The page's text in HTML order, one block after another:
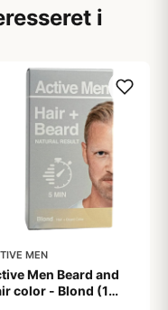
i
MEN
Men Beard and
color - Blond (1